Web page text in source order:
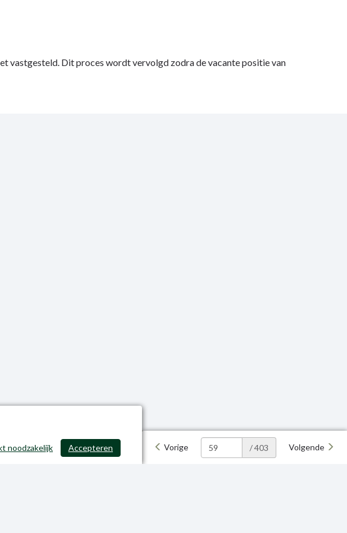
vastgesteld. Dit proces wordt vervolgd zodra de vacante positie van
Vorige / 403 Volgende
Accepteren
noodzakelijk